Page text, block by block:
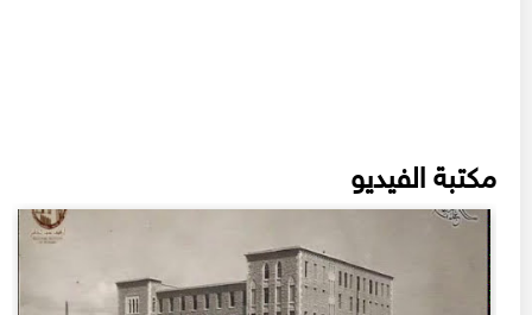
مكتبة الفيديو